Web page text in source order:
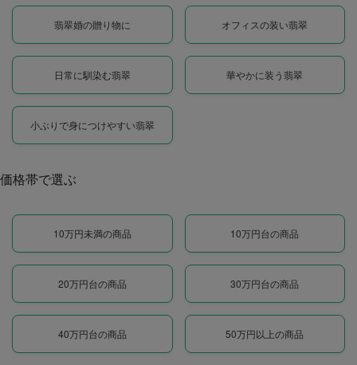
翡翠婚の贈り物に オフィスの装い翡翠
日常に馴染む翡翠 華やかに装う翡翠
小ぶりで身につけやすい翡翠
価格帯で選ぶ
10万円未満の商品 10万円台の商品
20万円台の商品 30万円台の商品
40万円台の商品 50万円以上の商品